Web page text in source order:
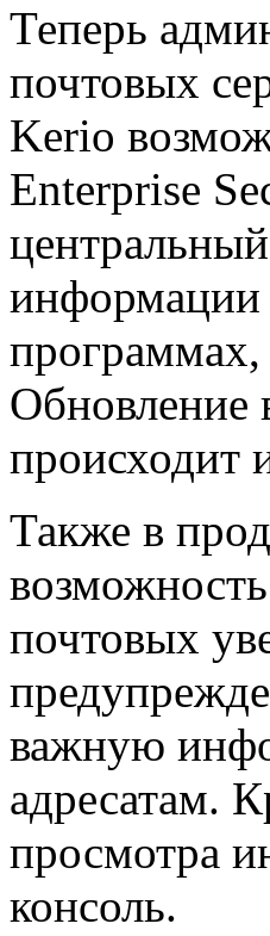
Теперь
почтовых
Kerio
Enterprise
информации
программах,
Обновление
происходит
Также в
почтовых
важную
адресатам.
просмотра
консоль.